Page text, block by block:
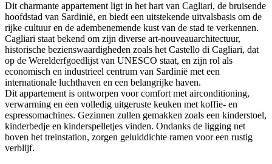
Dit charmante appartement ligt in het hart van Cagliari, de bruisende
hoofdstad van Sardinië, en biedt een uitstekende uitvalsbasis om de
rijke cultuur en de adembenemende kust van de stad te verkennen.
Cagliari staat bekend om zijn diverse art-nouveauarchitectuur,
historische bezienswaardigheden zoals het Castello di Cagliari, dat
op de Werelderfgoedlijst van UNESCO staat, en zijn rol als
economisch en industrieel centrum van Sardinië met een
internationale luchthaven en een belangrijke haven.
Dit appartement is ontworpen voor comfort met airconditioning,
verwarming en een volledig uitgeruste keuken met koffie- en
espressomachines. Gezinnen zullen gemakken zoals een kinderstoel,
kinderbedje en kinderspelletjes vinden. Ondanks de ligging net
boven het treinstation, zorgen geluiddichte ramen voor een rustig
verblijf.